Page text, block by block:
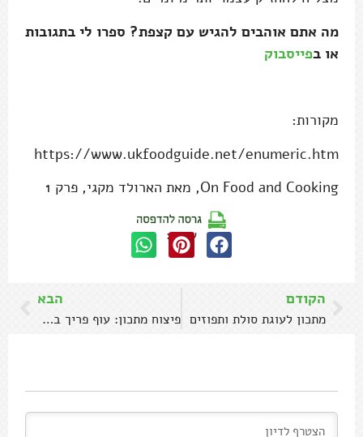
מה אתם אוהבים להגיש עם קצפת? ספרו לי בתגובות
או בפייסבוק
מקורות:
https://www.ukfoodguide.net/enumeric.htm
On Food and Cooking, מאת הארולד מקגי, פרק 1
שתפו:
הקודם
מתכון לעוגת סולת ותפוזים
הבא
פיצוח מתכון: עוף פריך בלימון כמו של המסעדות